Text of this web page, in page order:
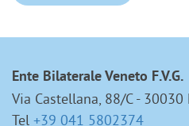
Ente Bilaterale Veneto F.V.G.
Via Castellana, 88/C -
Tel +39 041 5802374